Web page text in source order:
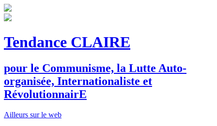
Tendance CLAIRE
pour le Communisme, la Lutte Auto-
organisée, Internationaliste et
RévolutionnairE
Ailleurs sur le web